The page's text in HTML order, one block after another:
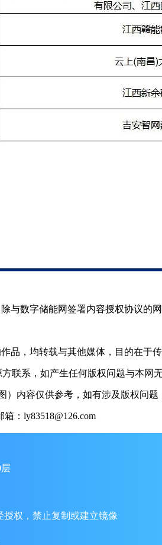
与数字储能网签署内容授权协议的
品，均转载与其他媒体，目的在于
联系，如产生任何版权问题与本网无
内容仅供参考，如有涉及版权问题
：ly83518@126.com
授权，禁止复制或建立镜像